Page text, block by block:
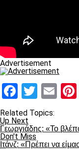
Advertisement
Related Topics:
Up Next
Γεωργιάδης: «Το
Don't Miss
Ιτάνζ: «Πρέπει να